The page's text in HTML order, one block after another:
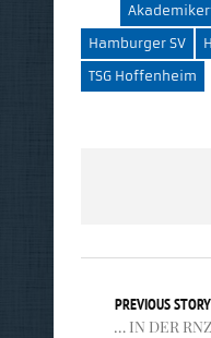
Hamburger SV
TSG Hoffenheim
PREVIOUS STORY
… IN DER RNZ